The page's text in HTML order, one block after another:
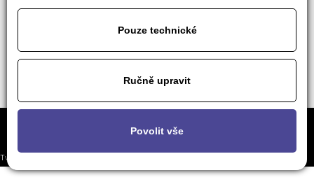
Pouze technické
Ručně upravit
Povolit vše
LLM nástroje
Tvorba responzivních webů a eshopů